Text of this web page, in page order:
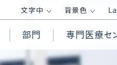
文字中 背景色
部門 専門医療セ